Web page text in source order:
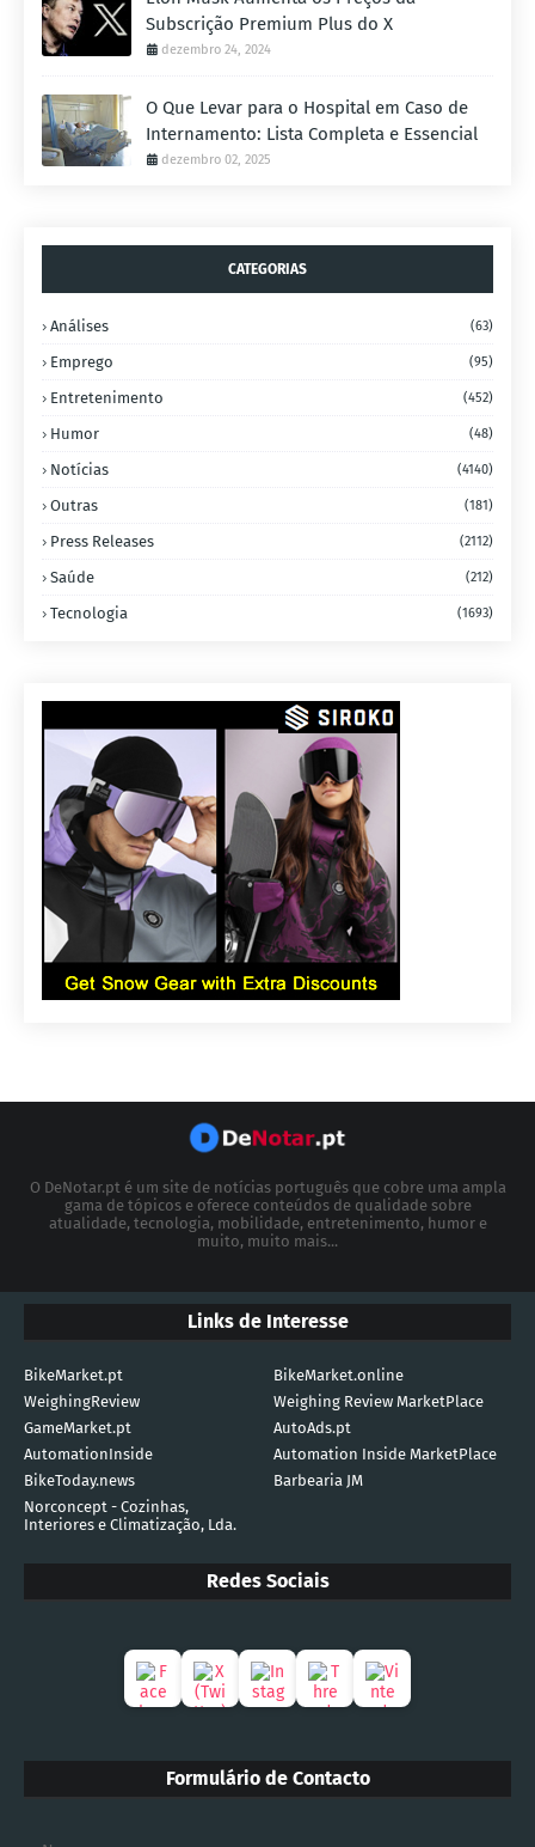
Subscrição Premium Plus do X
dezembro 24, 2024
O Que Levar para o Hospital em Caso de
Internamento: Lista Completa e Essencial
dezembro 02, 2025
CATEGORIAS
Análises (63)
Emprego (95)
Entretenimento (452)
Humor (48)
Notícias (4140)
Outras (181)
Press Releases (2112)
Saúde (212)
Tecnologia (1693)
O DeNotar.pt é um site de notícias português que cobre uma ampla
gama de tópicos e oferece conteúdos de qualidade sobre
atualidade, tecnologia, mobilidade, entretenimento, humor e
muito, muito mais...
Links de Interesse
BikeMarket.pt
BikeMarket.online
WeighingReview
Weighing Review MarketPlace
GameMarket.pt
AutoAds.pt
AutomationInside
Automation Inside MarketPlace
BikeToday.news
Barbearia JM
Norconcept - Cozinhas,
Interiores e Climatização, Lda.
Redes Sociais
Formulário de Contacto